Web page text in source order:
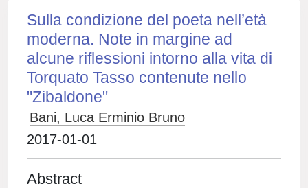
Sulla condizione del poeta nell’età
moderna. Note in margine ad
alcune riflessioni intorno alla vita di
Torquato Tasso contenute nello
"Zibaldone"
Bani, Luca Erminio Bruno
2017-01-01
Abstract